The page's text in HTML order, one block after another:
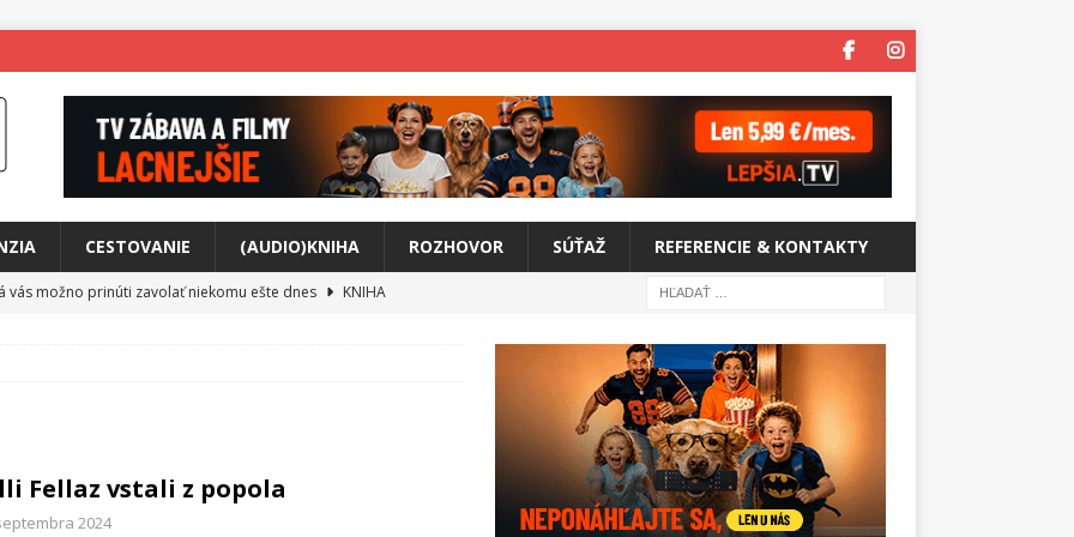
CESTOVANIE (AUDIO)KNIHA ROZHOVOR SÚŤAŽ REFERENCIE & KONTAKTY
vás možno prinúti zavolať niekomu ešte dnes
KNIHA
svet plný tajomstiev
FILM
Fellaz vstali z popola
2024